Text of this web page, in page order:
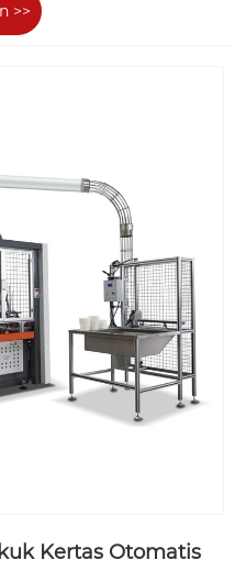
>>
Kertas Otomatis